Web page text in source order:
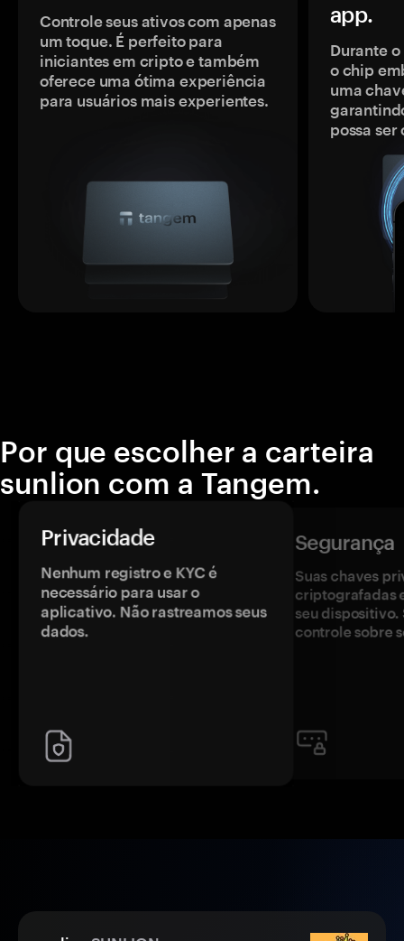
Controle seus ativos com apenas
um toque. É perfeito para
iniciantes em cripto e também
oferece uma ótima experiência
para usuários mais experientes.
app.
Durante
o chip
uma
possa
Por que escolher a carteira
sunlion com a Tangem.
Privacidade
Nenhum registro e KYC é
necessário para usar o
aplicativo. Não rastreamos seus
dados.
Segurança
Suas chaves
criptografadas
seu dispositivo.
controle sobre